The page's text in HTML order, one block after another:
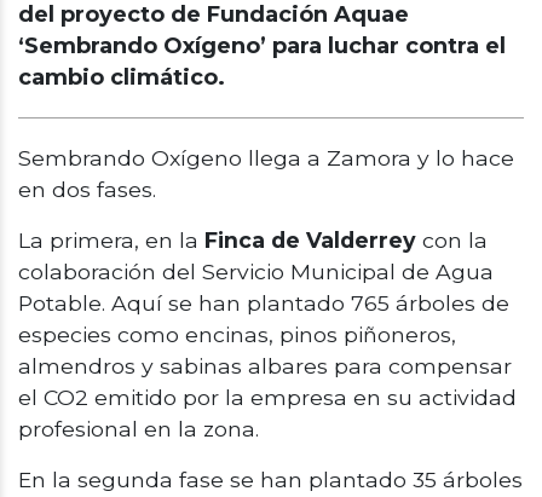
del proyecto de Fundación Aquae
‘Sembrando Oxígeno’ para luchar contra el
cambio climático.
Sembrando Oxígeno llega a Zamora y lo hace
en dos fases.
La primera, en la Finca de Valderrey con la
colaboración del Servicio Municipal de Agua
Potable. Aquí se han plantado 765 árboles de
especies como encinas, pinos piñoneros,
almendros y sabinas albares para compensar
el CO2 emitido por la empresa en su actividad
profesional en la zona.
En la segunda fase se han plantado 35 árboles